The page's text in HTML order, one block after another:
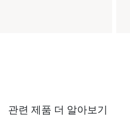
관련 제품 더 알아보기